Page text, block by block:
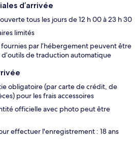
d’arrivée
tous les jours de 12 h 00 à 23 h 30
limités
fournies par l’hébergement peuvent être
d’outils de traduction automatique
obligatoire (par carte de crédit, de
pour les frais accessoires
officielle avec photo peut être
effectuer l'enregistrement : 18 ans